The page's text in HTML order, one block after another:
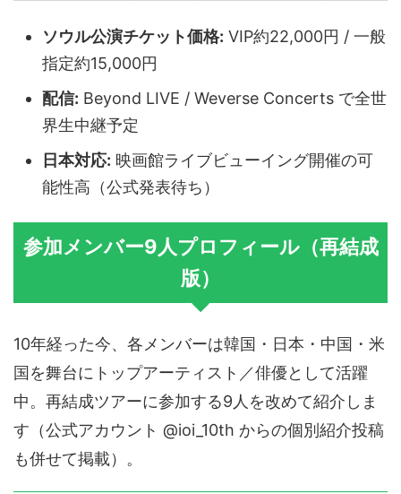
ソウル公演チケット価格: VIP約22,000円 / 一般
指定約15,000円
配信: Beyond LIVE / Weverse Concerts で全世
界生中継予定
日本対応: 映画館ライブビューイング開催の可
能性高（公式発表待ち）
参加メンバー9人プロフィール（再結成
版）
10年経った今、各メンバーは韓国・日本・中国・米
国を舞台にトップアーティスト／俳優として活躍
中。再結成ツアーに参加する9人を改めて紹介しま
す（公式アカウント @ioi_10th からの個別紹介投稿
も併せて掲載）。